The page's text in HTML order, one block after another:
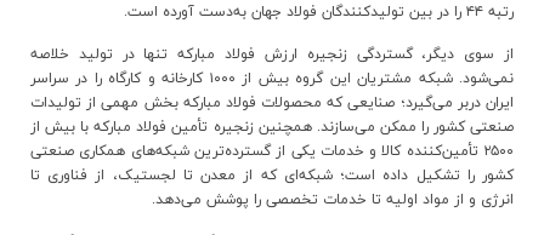
رتبه ۴۴ را در بین تولیدکنندگان فولاد جهان به‌دست آورده است
.
از سوی دیگر، گستردگی زنجیره ارزش فولاد مبارکه تنها در تولید خلاصه
نمی‌شود. شبکه مشتریان این گروه بیش از ۱۰۰۰ کارخانه و کارگاه را در سراسر
ایران دربر می‌گیرد؛ صنایعی که محصولات فولاد مبارکه بخش مهمی از تولیدات
صنعتی کشور را ممکن می‌سازند. همچنین زنجیره تأمین فولاد مبارکه با بیش از
۲۵۰۰ تأمین‌کننده کالا و خدمات یکی از گسترده‌ترین شبکه‌های همکاری صنعتی
کشور را تشکیل داده است؛ شبکه‌ای که از معدن تا لجستیک، از فناوری تا
انرژی و از مواد اولیه تا خدمات تخصصی را پوشش می‌دهد.